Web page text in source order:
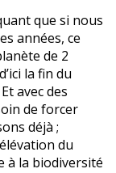
que si nous
années, ce
de 2
la fin du
avec des
de forcer
déjà ;
du
à la biodiversité